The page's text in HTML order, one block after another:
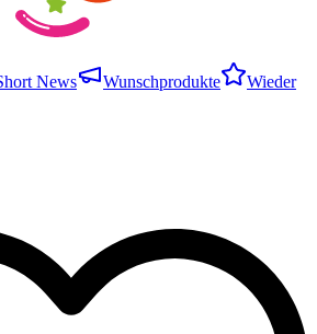
News Wunschprodukte
Wieder